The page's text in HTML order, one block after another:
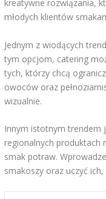
kreatywne rozwiązania,
młodych klientów
Jednym z wiodących
tym opcjom, catering
tych, którzy chcą
owoców oraz
wizualnie.
Innym istotnym trendem
regionalnych produktach
smak potraw.
smakoszy oraz uczyć